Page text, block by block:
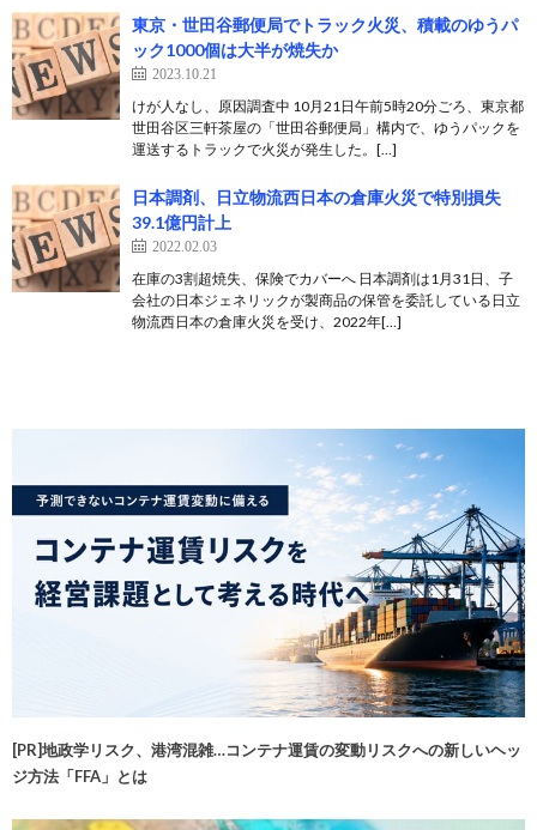
東京・世田谷郵便局でトラック火災、積載のゆうパ
ック1000個は大半が焼失か
2023.10.21
けが人なし、原因調査中 10月21日午前5時20分ごろ、東京都
世田谷区三軒茶屋の「世田谷郵便局」構内で、ゆうパックを
運送するトラックで火災が発生した。[…]
日本調剤、日立物流西日本の倉庫火災で特別損失
39.1億円計上
2022.02.03
在庫の3割超焼失、保険でカバーへ 日本調剤は1月31日、子
会社の日本ジェネリックが製商品の保管を委託している日立
物流西日本の倉庫火災を受け、2022年[…]
[PR]地政学リスク、港湾混雑…コンテナ運賃の変動リスクへの新しいヘッ
ジ方法「FFA」とは